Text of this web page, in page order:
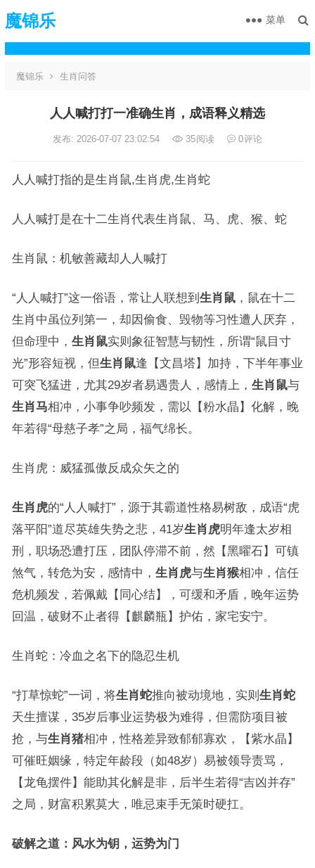
魔锦乐 菜单
魔锦乐 生肖问答
人人喊打打一准确生肖，成语释义精选
发布: 2026-07-07 23:02:54 35阅读 0评论
人人喊打指的是生肖鼠,生肖虎,生肖蛇
人人喊打是在十二生肖代表生肖鼠、马、虎、猴、蛇
生肖鼠：机敏善藏却人人喊打
“人人喊打”这一俗语，常让人联想到 生肖鼠，鼠在十二
生肖中虽位列第一，却因偷食、毁物等习性遭人厌弃，
但命理中， 生肖鼠实则象征智慧与韧性，所谓“鼠目寸
光”形容短视，但生肖鼠逢【文昌塔】加持，下半年事业
可突飞猛进，尤其29岁者易遇贵人，感情上， 生肖鼠与
生肖马相冲，小事争吵频发，需以【粉水晶】化解，晚
年若得“母慈子孝”之局，福气绵长。
生肖虎：威猛孤傲反成众矢之的
生肖虎的“人人喊打”，源于其霸道性格易树敌，成语“虎
落平阳”道尽英雄失势之悲，41岁生肖虎明年逢太岁相
刑，职场恐遭打压，团队停滞不前，然【黑曜石】可镇
煞气，转危为安，感情中， 生肖虎与生肖猴相冲，信任
危机频发，若佩戴【同心结】，可缓和矛盾，晚年运势
回温，破财不止者得【麒麟瓶】护佑，家宅安宁。
生肖蛇：冷血之名下的隐忍生机
“打草惊蛇”一词，将生肖蛇推向被动境地，实则 生肖蛇
天生擅谋，35岁后事业运势极为难得，但需防项目被
抢，与生肖猪相冲，性格差异致郁郁寡欢，【紫水晶】
可催旺姻缘，特定年龄段（如48岁）易被领导责骂，
【龙龟摆件】能助其化解是非，后半生若得“吉凶并存”
之局，财富积累莫大，唯忌束手无策时硬扛。
破解之道：风水为钥，运势为门